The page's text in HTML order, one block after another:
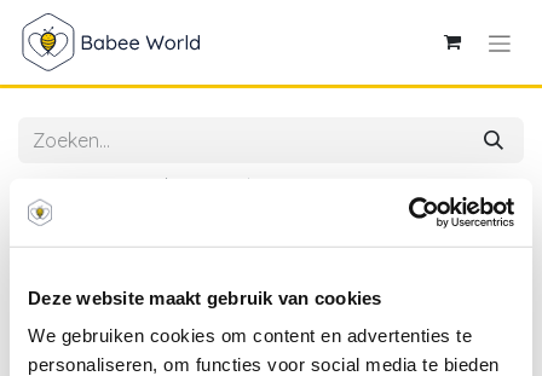
Deze website maakt gebruik van cookies
We gebruiken cookies om content en advertenties te
personaliseren, om functies voor social media te bieden